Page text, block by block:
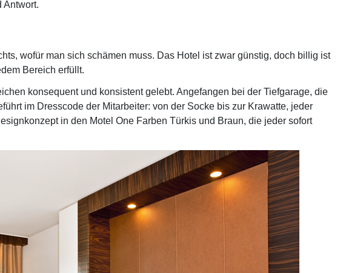
Antwort.
wofür man sich schämen muss. Das Hotel ist zwar günstig, doch billig ist
Bereich erfüllt.
konsequent und konsistent gelebt. Angefangen bei der Tiefgarage, die
im Dresscode der Mitarbeiter: von der Socke bis zur Krawatte, jeder
in den Motel One Farben Türkis und Braun, die jeder sofort